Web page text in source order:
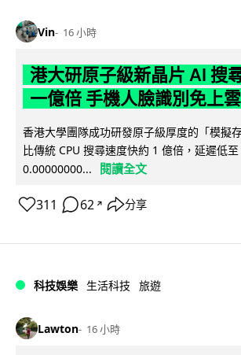
Vin 16 小時
港大研原子級新晶片 AI 搜
一億倍 手機人臉識別免上
香港大學團隊成功研發原子級厚度的「模擬
比傳統 CPU 搜尋速度快約 1 億倍，延遲低
0.00000000...
閱讀全文
311 62 ↗ 分享
科技娛樂 生活科技 旅遊
Lawton 16 小時